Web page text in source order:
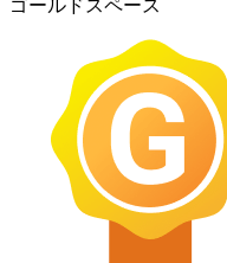
ゴールドスペース